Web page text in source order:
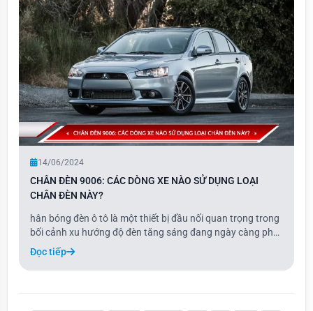
14/06/2024
CHÂN ĐÈN 9006: CÁC DÒNG XE NÀO SỬ DỤNG LOẠI
CHÂN ĐÈN NÀY?
hân bóng đèn ô tô là một thiết bị đầu nối quan trọng trong
bối cảnh xu hướng độ đèn tăng sáng đang ngày càng phổ
biến trên thị trường hiện nay. Vậy chân đèn 9006 là gì?
Đọc tiếp